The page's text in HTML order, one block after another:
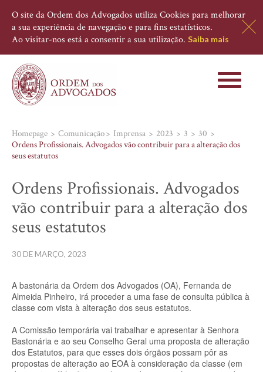
O site da Ordem dos Advogados utiliza Cookies para melhorar
a sua experiência de navegação e para fins estatísticos.
Ao visitar-nos está a consentir a sua utilização. Saiba mais
Toggle
Homepage Comunicação Imprensa 2023 3
30
Ordens Profissionais. Advogados vão contribuir para a alteração dos
seus estatutos
Ordens Profissionais. Advogados
vão contribuir para a alteração dos
seus estatutos
30 DE MARÇO, 2023
A bastonária da Ordem dos Advogados (OA), Fernanda de
Almeida Pinheiro, irá proceder a uma fase de consulta pública à
classe com vista à alteração dos seus estatutos.
A Comissão temporária vai trabalhar e apresentar à Senhora
Bastonária e ao seu Conselho Geral uma proposta de alteração
dos Estatutos, para que esses dois órgãos possam pôr as
propostas de alteração ao EOA à consideração da classe (em